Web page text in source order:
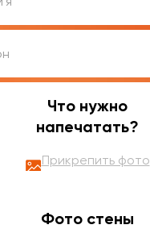
Что нужно
напечатать?
Прикрепить фото
Фото стены